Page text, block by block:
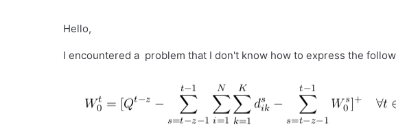
Hello,
I encountered a problem that I don't know how to express the